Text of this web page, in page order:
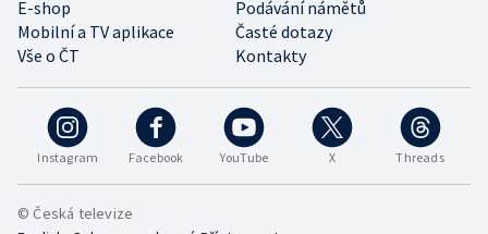
Instagram Facebook YouTube X Threads
E-shop
Podávání námětů
Mobilní a TV aplikace
Časté dotazy
Vše o ČT
Kontakty
© Česká televize